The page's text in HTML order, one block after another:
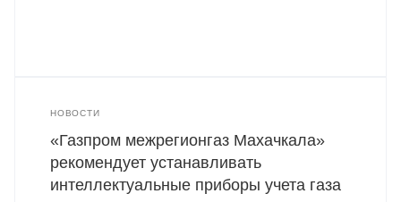
НОВОСТИ
«Газпром межрегионгаз Махачкала»
рекомендует устанавливать
интеллектуальные приборы учета газа